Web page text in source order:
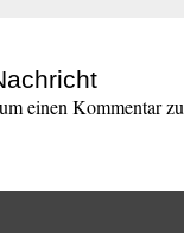
um einen Kommentar